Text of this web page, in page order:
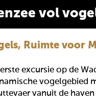
vol
Ruimte voor
excursie op de
vogelgebied
vanuit de haven